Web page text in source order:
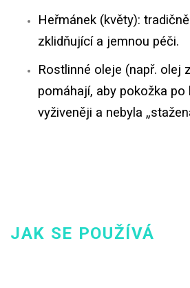
Heřmánek (květy):
zklidňující a jemnou péči.
Rostlinné oleje (např. olej
pomáhají, aby pokožka po
vyživeněji a nebyla
JAK SE POUŽÍVÁ